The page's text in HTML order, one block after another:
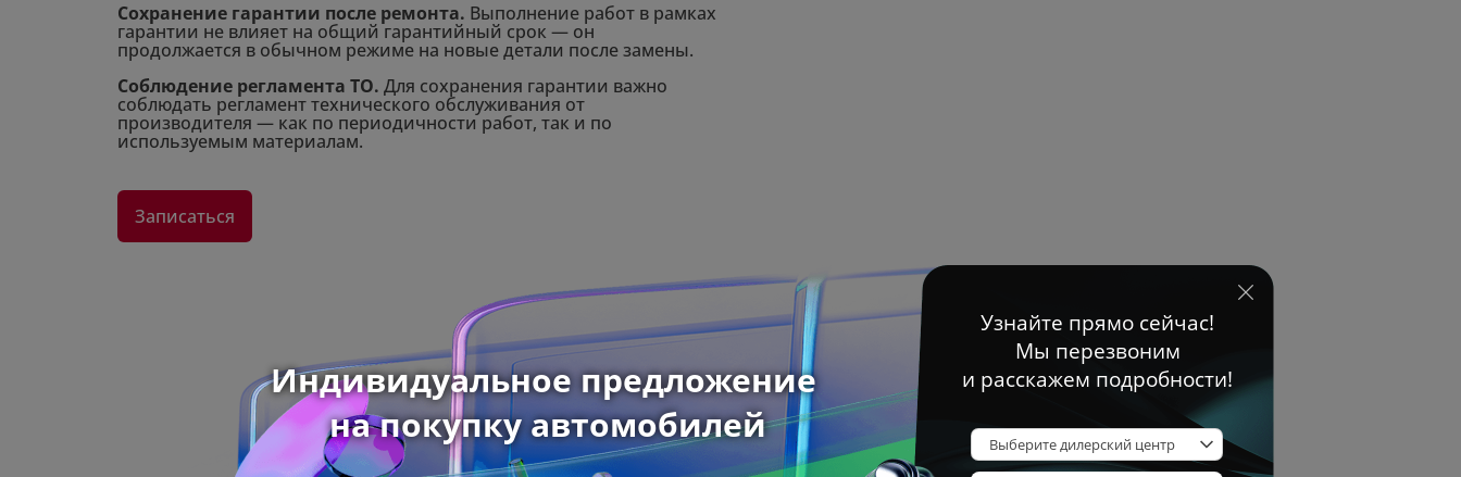
Сохранение гарантии после ремонта. Выполнение работ в рамках
гарантии не влияет на общий гарантийный срок — он
продолжается в обычном режиме на новые детали после замены.
Соблюдение регламента ТО. Для сохранения гарантии важно
соблюдать регламент технического обслуживания от
производителя — как по периодичности работ, так и по
используемым материалам.
Записаться